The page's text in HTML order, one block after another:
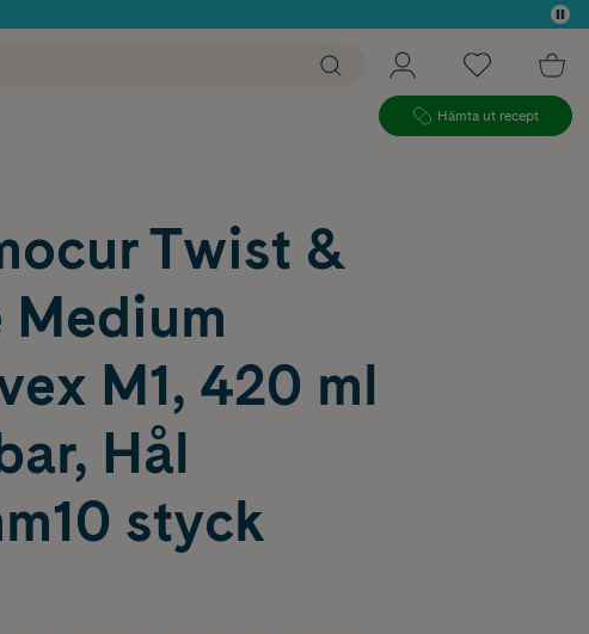
Hämta ut recept
Twist &
Medium
M1, 420 ml
Hål
styck